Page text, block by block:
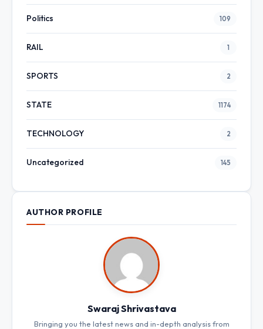
Politics 109
RAIL 1
SPORTS 2
STATE 1174
TECHNOLOGY 2
Uncategorized 145
AUTHOR PROFILE
Swaraj Shrivastava
Bringing you the latest news and in-depth analysis from